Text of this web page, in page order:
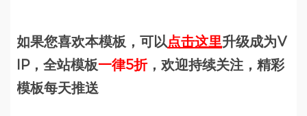
如果您喜欢本模板，可以点击这里升级成为V
IP，全站模板一律5折，欢迎持续关注，精彩
模板每天推送